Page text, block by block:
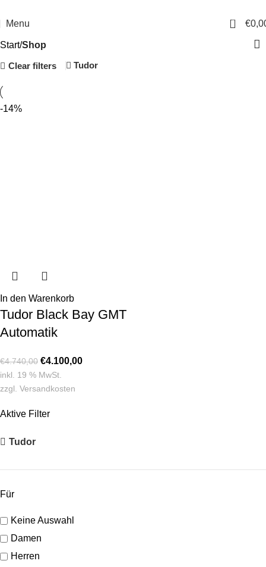
Menu 0 €
Aktive Filter
Tudor
Für
Keine Auswahl
Damen
Herren
Start Shop
Clear filters Tudor
-14%
In den Warenkorb
Tudor Black Bay GMT
Automatik
€4.740,00 €4.100,00
inkl. 19 % MwSt.
zzgl. Versandkosten